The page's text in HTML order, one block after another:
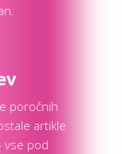
poročnih
artikle
vse pod